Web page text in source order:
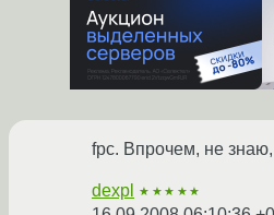
fpc. Впрочем, не
dexpl ★★★★★